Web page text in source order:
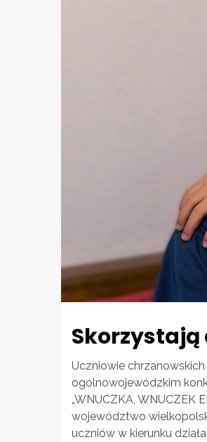
Skorzystają
Uczniowie
ogólnowojewódzkim
„WNUCZKA, WNUCZEK
województwo
uczniów w kierunku